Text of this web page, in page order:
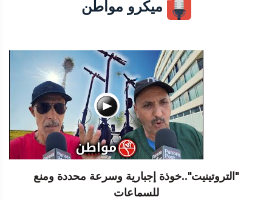
ميكرو مواطن
"التروتينيت"..خوذة إجبارية وسرعة محددة ومنع
للسماعات